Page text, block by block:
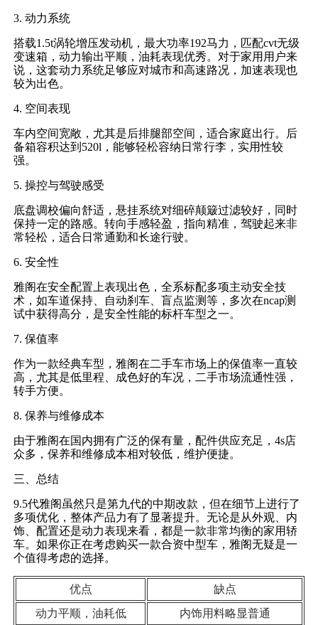
3. 动力系统
搭载1.5t涡轮增压发动机，最大功率192马力，匹配cvt无级
变速箱，动力输出平顺，油耗表现优秀。对于家用用户来
说，这套动力系统足够应对城市和高速路况，加速表现也
较为出色。
4. 空间表现
车内空间宽敞，尤其是后排腿部空间，适合家庭出行。后
备箱容积达到520l，能够轻松容纳日常行李，实用性较
强。
5. 操控与驾驶感受
底盘调校偏向舒适，悬挂系统对细碎颠簸过滤较好，同时
保持一定的路感。转向手感轻盈，指向精准，驾驶起来非
常轻松，适合日常通勤和长途行驶。
6. 安全性
雅阁在安全配置上表现出色，全系标配多项主动安全技
术，如车道保持、自动刹车、盲点监测等，多次在ncap测
试中获得高分，是安全性能的标杆车型之一。
7. 保值率
作为一款经典车型，雅阁在二手车市场上的保值率一直较
高，尤其是低里程、成色好的车况，二手市场流通性强，
转手方便。
8. 保养与维修成本
由于雅阁在国内拥有广泛的保有量，配件供应充足，4s店
众多，保养和维修成本相对较低，维护便捷。
三、总结
9.5代雅阁虽然只是第九代的中期改款，但在细节上进行了
多项优化，整体产品力有了显著提升。无论是从外观、内
饰、配置还是动力表现来看，都是一款非常均衡的家用轿
车。如果你正在考虑购买一款合资中型车，雅阁无疑是一
个值得考虑的选择。
优点
缺点
动力平顺，油耗低
内饰用料略显普通